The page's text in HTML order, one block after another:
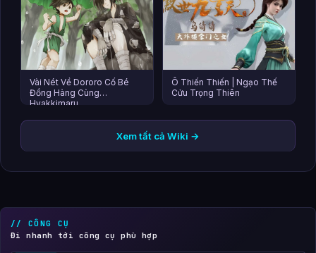
Vài Nét Về Dororo Cố Bé
Đồng Hàng Cùng
Hyakkimaru
Ô Thiến Thiến | Ngạo Thế
Cửu Trọng Thiên
Xem tất cả Wiki →
// CÔNG CỤ
Đi nhanh tới công cụ phù hợp